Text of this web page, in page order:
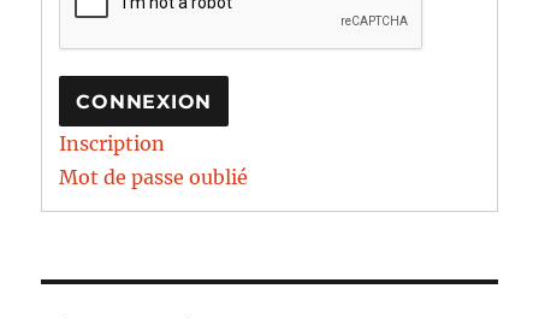
CONNEXION
Inscription
Mot de passe oublié